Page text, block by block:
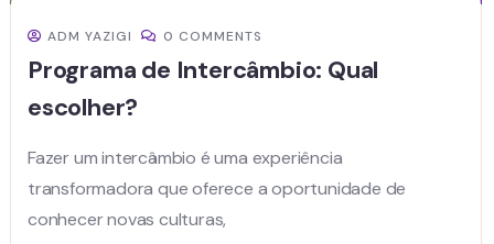
ADM YAZIGI 0 COMMENTS
Programa de Intercâmbio: Qual
escolher?
Fazer um intercâmbio é uma experiência
transformadora que oferece a oportunidade de
conhecer novas culturas,